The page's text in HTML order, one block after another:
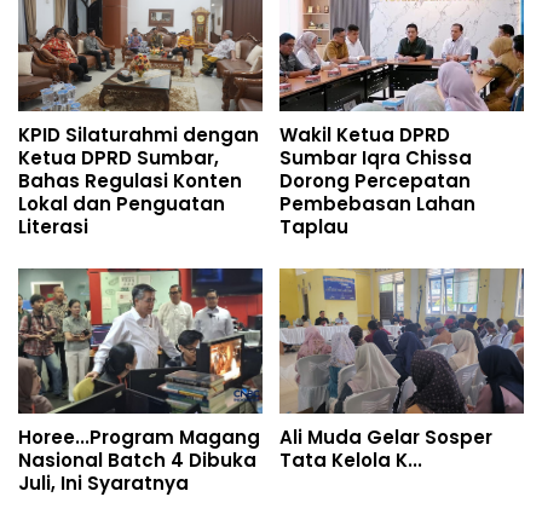
KPID Silaturahmi dengan
Ketua DPRD Sumbar,
Bahas Regulasi Konten
Lokal dan Penguatan
Literasi
Wakil Ketua DPRD
Sumbar Iqra Chissa
Dorong Percepatan
Pembebasan Lahan
Taplau
Horee...Program Magang
Nasional Batch 4 Dibuka
Juli, Ini Syaratnya
Ali Muda Gelar Sosper
Tata Kelola K...